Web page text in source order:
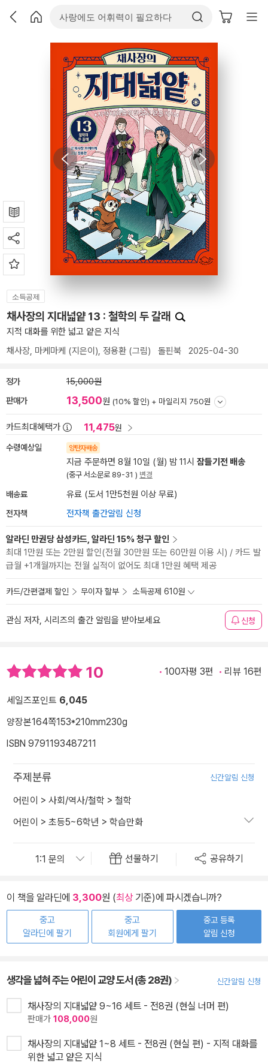
소득공제
채사장의 지대넓얕 13 : 철학의 두 갈래
지적 대화를 위한 넓고 얕은 지식
채사장, 마케마케 (지은이), 정용환 (그림) 돌핀북 2025-04-30
정가 15,000원
판매가 13,500원 (10% 할인) + 마일리지 750원
카드최대혜택가 11,475원
수령예상일 양탄자배송
지금 주문하면 8월 10일 (월) 밤 11시 잠들기전 배송
(중구 서소문로 89-31 ) 변경
배송료 유료 (도서 1만5천원 이상 무료)
전자책 전자책 출간알림 신청
알라딘 만권당 삼성카드, 알라딘 15% 청구 할인
최대 1만원 또는 2만원 할인(전월 30만원 또는 60만원 이용 시) / 카드 발
급월 +1개월까지는 전월 실적이 없어도 최대 1만원 혜택 제공
카드/간편결제 할인 무이자 할부 소득공제 610원
관심 저자, 시리즈의 출간 알림을 받아보세요 신청
10 100자평 3편 리뷰 16편
세일즈포인트 6,045
양장본164쪽153*210mm230g
ISBN 9791193487211
주제분류 신간알림 신청
어린이 > 사회/역사/철학 > 철학
어린이 > 초등5~6학년 > 학습만화
선물하기 공유하기
이 책을 알라딘에 3,300원 (최상기준)에 파시겠습니까?
중고
알라딘에 팔기
중고
회원에게 팔기
중고 등록
알림 신청
생각을 넓혀 주는 어린이 교양 도서 (총 28권) 신간알림 신청
채사장의 지대넓얕 9~16 세트 - 전8권 (현실 너머 편)
판매가 108,000원
채사장의 지대넓얕 1~8 세트 - 전8권 (현실 편) - 지적 대화를
위한 넓고 얕은 지식